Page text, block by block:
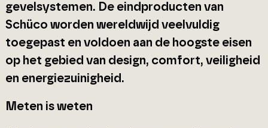
gevelsystemen. De eindproducten van
Schüco worden wereldwijd veelvuldig
toegepast en voldoen aan de hoogste eisen
op het gebied van design, comfort, veiligheid
en energiezuinigheid.
Meten is weten